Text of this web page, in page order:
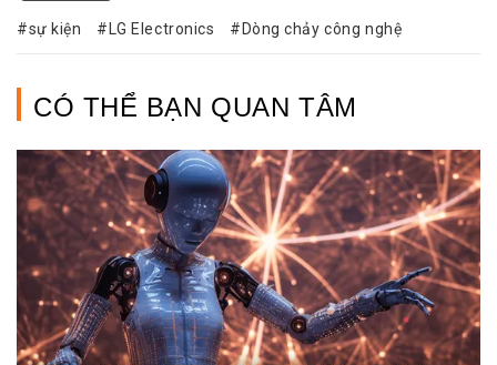
sự kiện LG Electronics Dòng chảy công nghệ
CÓ THỂ BẠN QUAN TÂM